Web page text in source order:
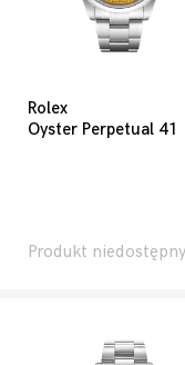
Rolex
Oyster Perpetual 41
Produkt niedostępny